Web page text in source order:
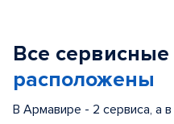
Все
расположены
В Армавире - 2 сервиса, а